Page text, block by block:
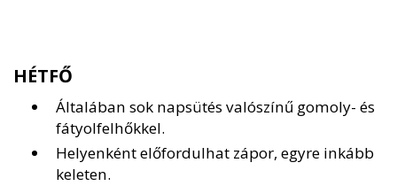
HÉTFŐ
Általában sok napsütés valószínű gomoly- és
fátyolfelhőkkel.
Helyenként előfordulhat zápor, egyre inkább
keleten.